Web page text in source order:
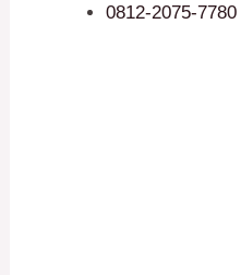
0812-2075-7780